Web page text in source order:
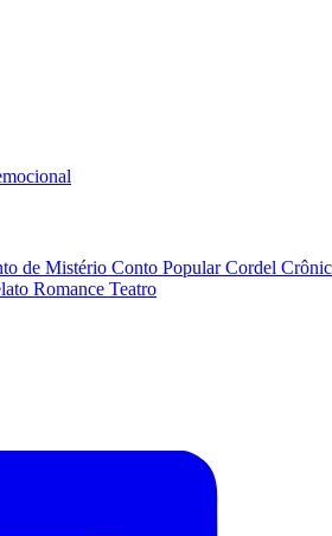
de Mistério Conto PopularCordel
Romance Teatro